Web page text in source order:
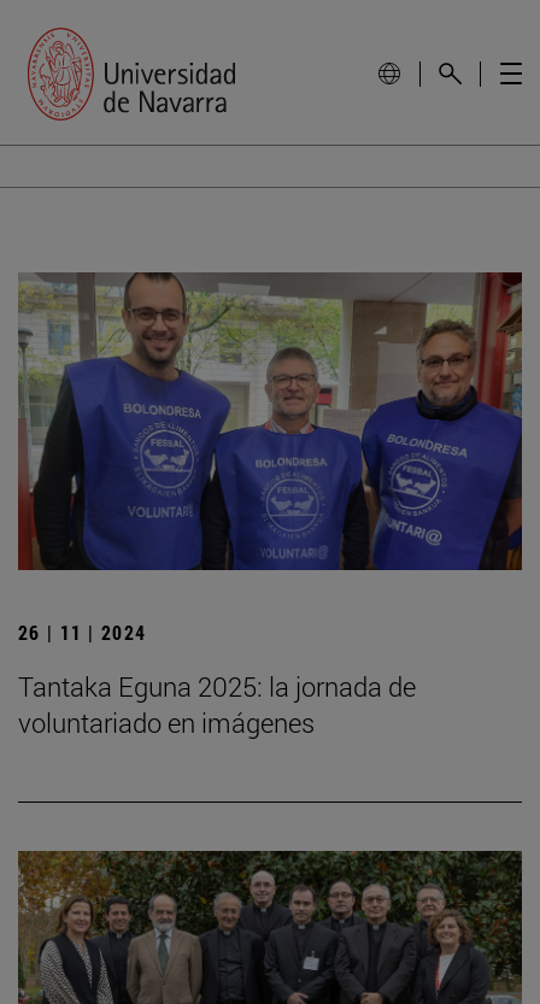
26 | 11 | 2024
Tantaka Eguna 2025: la jornada de
voluntariado en imágenes